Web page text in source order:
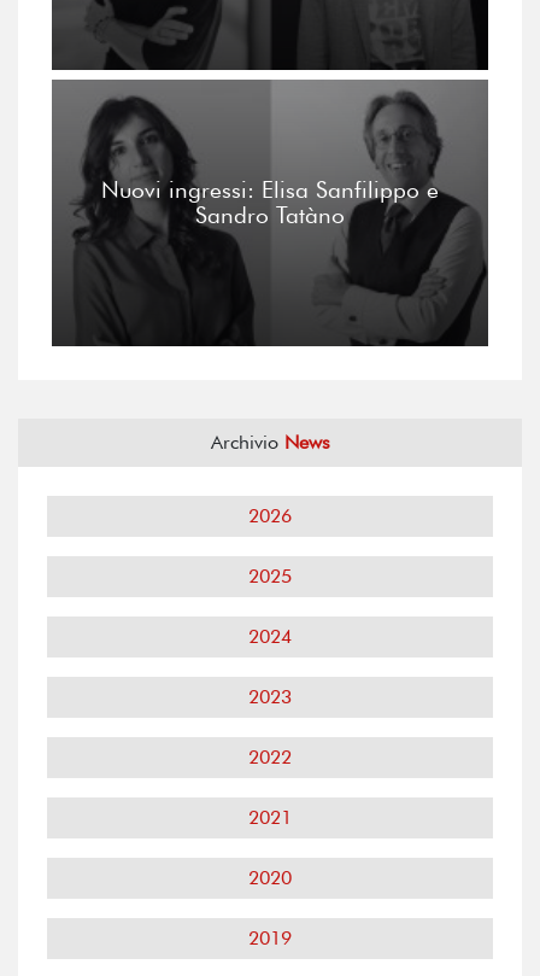
Nuovi ingressi: Elisa Sanfilippo e
Sandro Tatàno
Archivio News
2026
2025
2024
2023
2022
2021
2020
2019